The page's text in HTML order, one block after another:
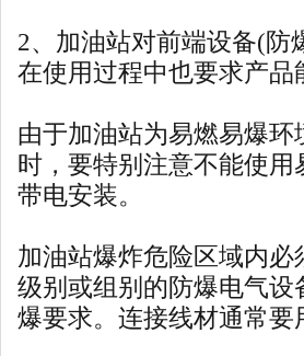
2、加油站对前端设备(防
在使用过程中也要求产
由于加油站为易燃易爆
时，要特别注意不能使
带电安装。
加油站爆炸危险区域内
级别或组别的防爆电气
爆要求。连接线材通常